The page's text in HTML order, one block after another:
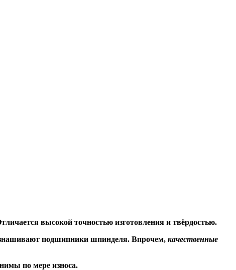
высокой точностью изготовления и твёрдостью.
подшипники шпинделя. Впрочем, качественные
по мере износа.